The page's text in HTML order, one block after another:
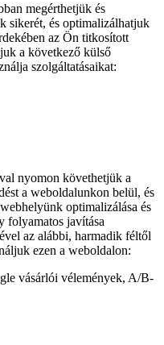
megérthetjük és
sikerét, és optimalizálhatjuk
az Ön titkosított
a következő külső
szolgáltatásaikat:
nyomon követhetjük a
a weboldalunkon belül, és
optimalizálása és
folyamatos javítása
az alábbi, harmadik féltől
ezen a weboldalon:
vásárlói vélemények, A/B-